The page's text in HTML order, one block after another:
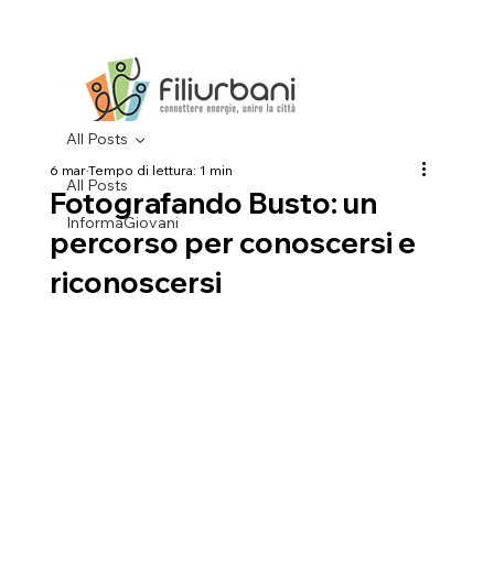
All Posts
InformaGiovani
All Posts
Fotografando Busto: un
percorso per conoscersi e
riconoscersi
6 marTempo di lettura: 1 min